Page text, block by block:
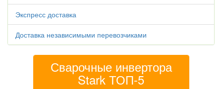
Экспресс доставка
Доставка независимыми перевозчиками
Сварочные инвертора
Stark ТОП-5